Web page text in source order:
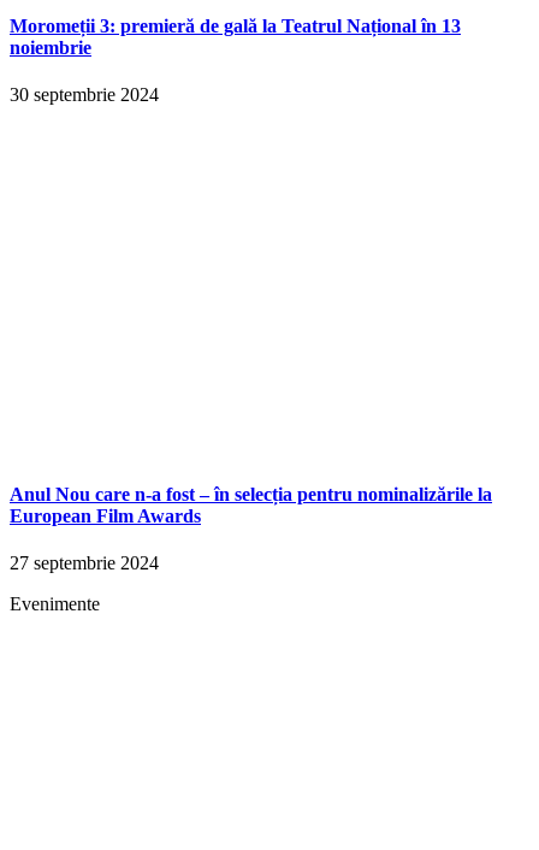
Moromeții 3: premieră de gală la Teatrul Național în 13
noiembrie
30 septembrie 2024
Anul Nou care n-a fost – în selecția pentru nominalizările la
European Film Awards
27 septembrie 2024
Evenimente